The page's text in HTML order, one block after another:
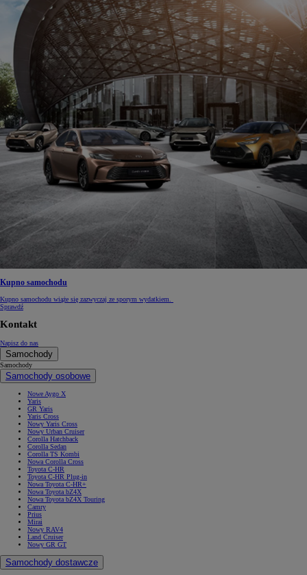
Kupno samochodu
Kupno samochodu wiąże się zazwyczaj ze sporym wydatkiem.
Sprawdź
Kontakt
Napisz do nas
Samochody
Samochody
Samochody osobowe
Nowe Aygo X
Yaris
GR Yaris
Yaris Cross
Nowy Yaris Cross
Nowy Urban Cruiser
Corolla Hatchback
Corolla Sedan
Corolla TS Kombi
Nowa Corolla Cross
Toyota C-HR
Toyota C-HR Plug-in
Nowa Toyota C-HR+
Nowa Toyota bZ4X
Nowa Toyota bZ4X Touring
Camry
Prius
Mirai
Nowy RAV4
Land Cruiser
Nowy GR GT
Samochody dostawcze